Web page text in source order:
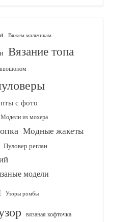
Вяжем мальчикам
Вязание топа
с фото
Модели из мохера
Модные жакеты
Пуловер реглан
модели
Узоры ромбы
вязаная кофточка